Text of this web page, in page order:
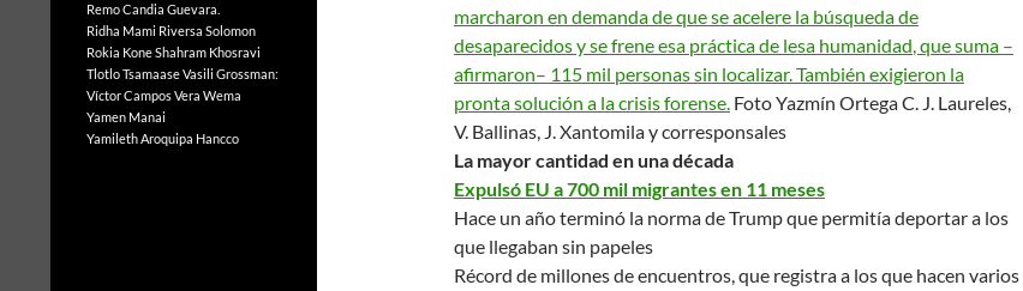
marcharon en demanda de que se acelere la búsqueda de
desaparecidos y se freneesa práctica de lesa humanidad, que suma –
afirmaron– 115 mil personas sin localizar. También exigieron la
pronta solución a la crisis forense. Foto Yazmín Ortega C. J. Laureles,
V. Ballinas, J. Xantomila y corresponsales
La mayor cantidad en una década
Expulsó EU a 700 mil migrantes en 11 meses
Hace un año terminó la norma de Trump que permitía deportar a los
que llegaban sin papeles
Récord de millones deencuentros, que registra a los que hacen varios
Remo Candia Guevara.
Ridha Mami Riversa Solomon
Rokia KoneShahram Khosravi
Tlotlo TsamaaseVasili Grossman:
Víctor Campos Vera Wema
Yamen Manai
Yamileth Aroquipa Hancco